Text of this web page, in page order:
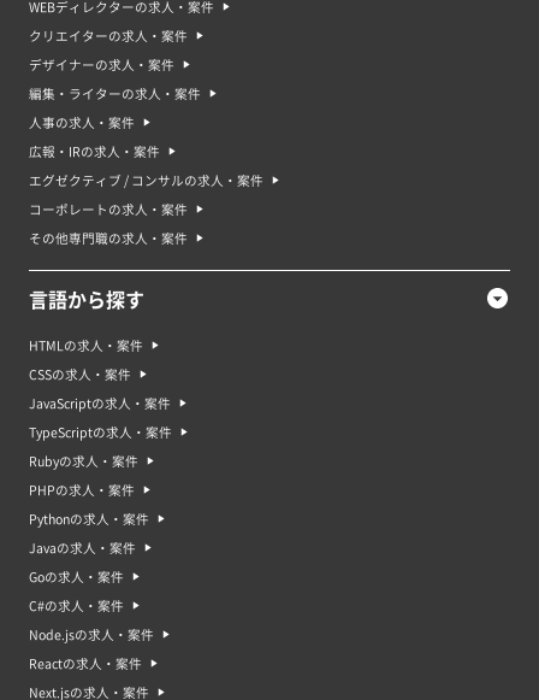
す。そのため、未経験の場合は、応募する前に必要なスキルや知識を確認し
ましょう。
データサイエンティスト案件・求人の将来性やデータサイエンティス
トのキャリア
えられます。企業は、データを活用してビジネスを成長させるために、デー
タサイエンティストを採用していくことが増えるでしょう。また、政府や公
することが増えると考えられます。 データサイエンティストのキャリアパス
は、基本的にはIT企業や情報サービス企業などでデータ分析やデータマイニ
めに、数学や統計学の学士号や修士号を取得している人が多いです。そのた
め、データサイエンティストのキャリアパスでは、まずはこのような学歴を
積むことからスタートします。また、その後は、大学院で専門的な研究を行
ストのキャリアパスは、学歴や実務経験が重要なポイントになります。
Q. データサイエンティスト案件や求人では、どの程度のプログラミングや統
計的スキルが求められますか？
グなどの仕事をして、プログラミングを活用していた人がターゲットになり
ます。数学や統計学の学士号や修士号を取得している人が多いです。
Q. データサイエンティスト案件や求人では、どの程度のビジネス理解が必要
ですか？
スに活かすかを考案するため、事業企画に近いスキルまで求められます。
クトが行われる予定ですか？
A. 案件によってさまざまです。販売データや顧客データ、政府や公共系のデ
WEBディレクターの求人・案件
クリエイターの求人・案件
デザイナーの求人・案件
編集・ライターの求人・案件
人事の求人・案件
広報・IRの求人・案件
エグゼクティブ / コンサルの求人・案件
コーポレートの求人・案件
その他専門職の求人・案件
言語から探す
HTMLの求人・案件
CSSの求人・案件
JavaScriptの求人・案件
TypeScriptの求人・案件
Rubyの求人・案件
PHPの求人・案件
Pythonの求人・案件
Javaの求人・案件
Goの求人・案件
C#の求人・案件
Node.jsの求人・案件
Reactの求人・案件
Next.jsの求人・案件